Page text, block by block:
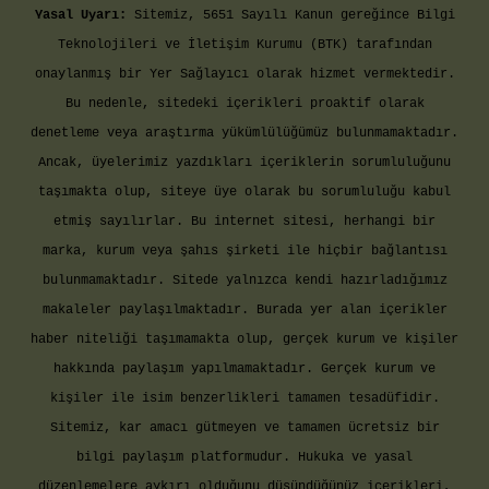
Yasal Uyarı:
Sitemiz, 5651 Sayılı Kanun gereğince Bilgi
Teknolojileri ve İletişim Kurumu (BTK) tarafından
onaylanmış bir Yer Sağlayıcı olarak hizmet vermektedir.
Bu nedenle, sitedeki içerikleri proaktif olarak
denetleme veya araştırma yükümlülüğümüz bulunmamaktadır.
Ancak, üyelerimiz yazdıkları içeriklerin sorumluluğunu
taşımakta olup, siteye üye olarak bu sorumluluğu kabul
etmiş sayılırlar. Bu internet sitesi, herhangi bir
marka, kurum veya şahıs şirketi ile hiçbir bağlantısı
bulunmamaktadır. Sitede yalnızca kendi hazırladığımız
makaleler paylaşılmaktadır. Burada yer alan içerikler
haber niteliği taşımamakta olup, gerçek kurum ve kişiler
hakkında paylaşım yapılmamaktadır. Gerçek kurum ve
kişiler ile isim benzerlikleri tamamen tesadüfidir.
Sitemiz, kar amacı gütmeyen ve tamamen ücretsiz bir
bilgi paylaşım platformudur. Hukuka ve yasal